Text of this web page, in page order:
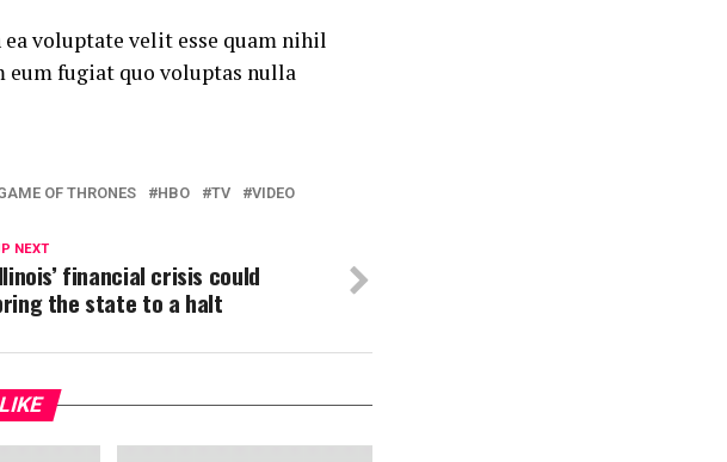
voluptate velit esse quam nihil
eum fugiat quo voluptas nulla
OF THRONES HBO TV VIDEO
NEXT
financial crisis could
the state to a halt